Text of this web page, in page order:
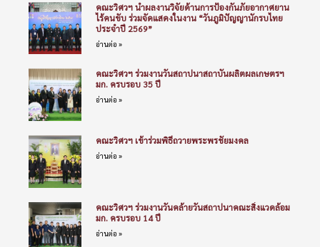
คณะวิศวฯ นำผลงานวิจัยด้านการป้องกันภัยอากาศยาน
ไร้คนขับ ร่วมจัดแสดงในงาน “วันภูมิปัญญานักรบไทย
ประจำปี 2569”
อ่านต่อ »
คณะวิศวฯ ร่วมงานวันสถาปนาสถาบันผลิตผลเกษตรฯ
มก. ครบรอบ 35 ปี
อ่านต่อ »
คณะวิศวฯ เข้าร่วมพิธีถวายพระพรชัยมงคล
อ่านต่อ »
คณะวิศวฯ ร่วมงานวันคล้ายวันสถาปนาคณะสิ่งแวดล้อม
มก. ครบรอบ 14 ปี
อ่านต่อ »